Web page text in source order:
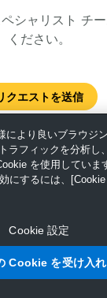
シャリスト チ
ください。
クエストを送信
により良いブラウジ
ラフィックを分析し
を使用していま
にするには、
Cookie 設定
Cookie を受け入